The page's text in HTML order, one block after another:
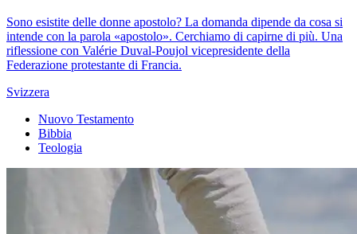
Sono esistite delle donne apostolo? La domanda dipende da cosa si
intende con la parola «apostolo». Cerchiamo di capirne di più. Una
riflessione con Valérie Duval-Poujol vicepresidente della
Federazione protestante di Francia.
Svizzera
Nuovo Testamento
Bibbia
Teologia